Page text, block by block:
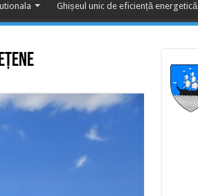
Ghișeul unic de eficiență energetică